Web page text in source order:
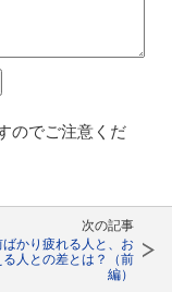
のでご注意くだ
次の記事
かり疲れる人と、お
る人との差とは？（前
編）